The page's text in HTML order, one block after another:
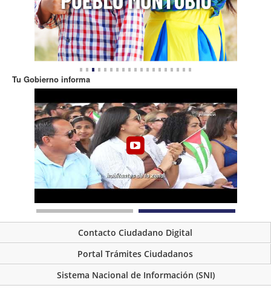
Tu Gobierno informa
Contacto Ciudadano Digital
Portal Trámites Ciudadanos
Sistema Nacional de Información (SNI)